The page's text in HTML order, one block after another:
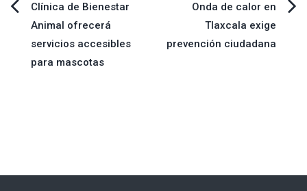
Navegación
de
entradas
Clínica de Bienestar
Animal ofrecerá
servicios accesibles
para mascotas
Onda de calor en
Tlaxcala exige
prevención ciudadana